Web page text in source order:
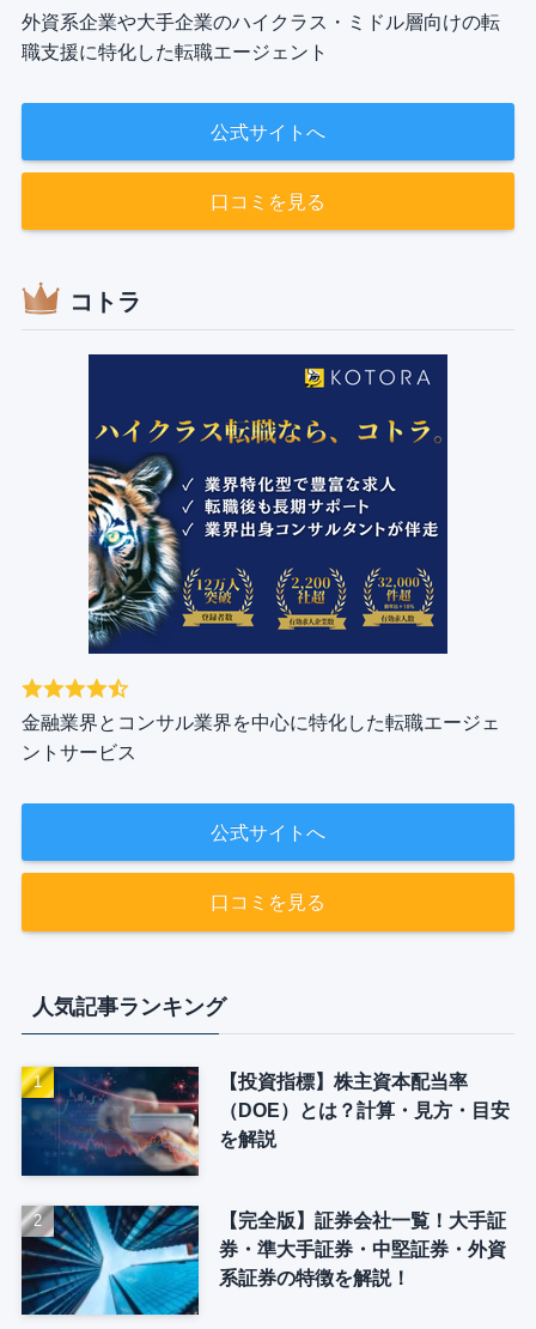
外資系企業や大手企業のハイクラス・ミドル層向けの転
職支援に特化した転職エージェント
公式サイトへ
口コミを見る
コトラ
金融業界とコンサル業界を中心に特化した転職エージェ
ントサービス
公式サイトへ
口コミを見る
人気記事ランキング
【投資指標】株主資本配当率
（DOE）とは？計算・見方・目安
を解説
【完全版】証券会社一覧！大手証
券・準大手証券・中堅証券・外資
系証券の特徴を解説！